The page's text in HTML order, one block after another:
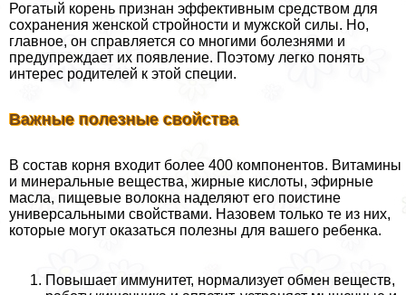
Рогатый корень признан эффективным средством для
сохранения женской стройности и мужской силы. Но,
главное, он справляется со многими болезнями и
предупреждает их появление. Поэтому легко понять
интерес родителей к этой специи.
Важные полезные свойства
В состав корня входит более 400 компонентов. Витамины
и минеральные вещества, жирные кислоты, эфирные
масла, пищевые волокна наделяют его поистине
универсальными свойствами. Назовем только те из них,
которые могут оказаться полезны для вашего ребенка.
Повышает иммунитет, нормализует обмен веществ,